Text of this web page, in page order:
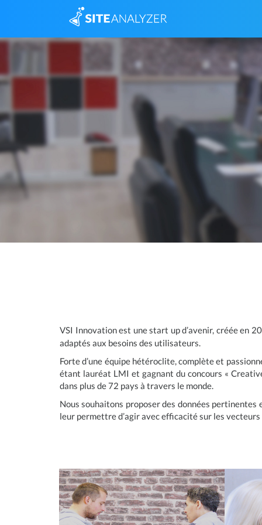
VSI Innovation est une start up d’avenir, créée en
adaptés aux besoins des utilisateurs.
Forte d’une équipe hétéroclite, complète et
étant lauréat LMI et gagnant du concours «
dans plus de 72 pays à travers le monde.
Nous souhaitons proposer des données
leur permettre d’agir avec efficacité sur les